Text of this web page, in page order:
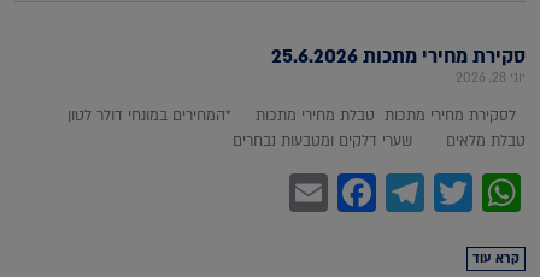
סקירת מחירי מתכות 25.6.2026
יוני 28, 2026
לסקירת מחירי מתכות טבלת מחירי מתכות *המחירים במונחי דולר לטון
טבלת מלאים שערי דלקים ומטבעות נבחרים
WhatsApp
Twitter
Telegram
Facebook
קרא עוד